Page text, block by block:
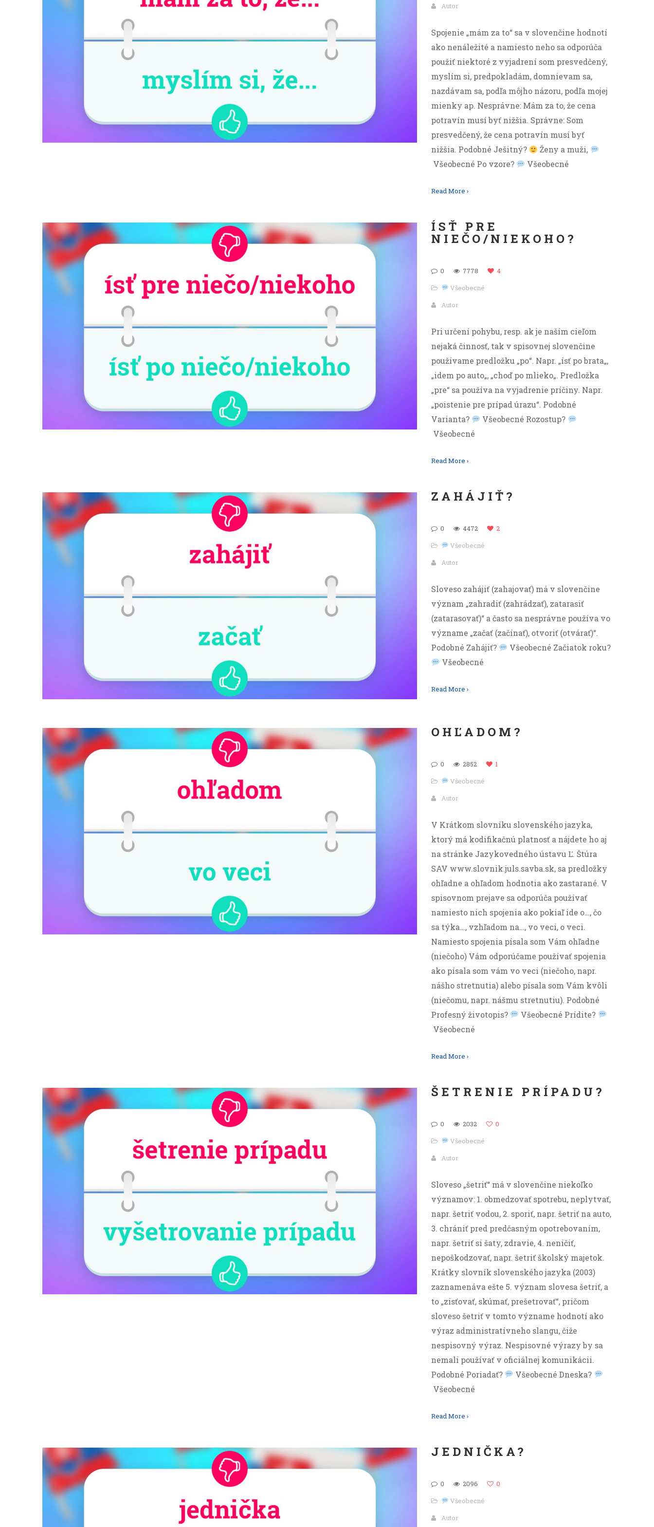
Autor
Spojenie „mám za to“ sa v slovenčine hodnotí
ako nenáležité a namiesto neho sa odporúča
použiť niektoré z vyjadrení som presvedčený,
myslím si, predpokladám, domnievam sa,
nazdávam sa, podľa môjho názoru, podľa mojej
mienky ap. Nesprávne: Mám za to, že cena
potravín musí byť nižšia. Správne: Som
presvedčený, že cena potravín musí byť
nižšia. Podobné Ješitný?
Ženy a muži,
Všeobecné Po vzore?
Všeobecné
Read More ›
ÍSŤ PRE
NIEČO/NIEKOHO?
0 7778
4
Všeobecné
Autor
Pri určení pohybu, resp. ak je naším cieľom
nejaká činnosť, tak v spisovnej slovenčine
používame predložku „po“. Napr. „ísť po brata„,
„idem po auto„, „choď po mlieko„. Predložka
„pre“ sa používa na vyjadrenie príčiny. Napr.
„poistenie pre prípad úrazu“. Podobné
Varianta?
Všeobecné Rozostup?
Všeobecné
Read More ›
ZAHÁJIŤ?
0 4472
2
Všeobecné
Autor
Sloveso zahájiť (zahajovať) má v slovenčine
význam „zahradiť (zahrádzať), zatarasiť
(zatarasovať)“ a často sa nesprávne používa vo
význame „začať (začínať), otvoriť (otvárať)“.
Podobné Zahájiť?
Všeobecné Začiatok roku?
Všeobecné
Read More ›
OHĽADOM?
0 2852
1
Všeobecné
Autor
V Krátkom slovníku slovenského jazyka,
ktorý má kodifikačnú platnosť a nájdete ho aj
na stránke Jazykovedného ústavu Ľ. Štúra
SAV www.slovnik.juls.savba.sk, sa predložky
ohľadne a ohľadom hodnotia ako zastarané. V
spisovnom prejave sa odporúča používať
namiesto nich spojenia ako pokiaľ ide o…, čo
sa týka…, vzhľadom na…, vo veci, o veci.
Namiesto spojenia písala som Vám ohľadne
(niečoho) Vám odporúčame používať spojenia
ako písala som vám vo veci (niečoho, napr.
nášho stretnutia) alebo písala som Vám kvôli
(niečomu, napr. nášmu stretnutiu). Podobné
Profesný životopis?
Všeobecné Prídite?
Všeobecné
Read More ›
ŠETRENIE PRÍPADU?
0 2032
0
Všeobecné
Autor
Sloveso „šetriť“ má v slovenčine niekoľko
významov: 1. obmedzovať spotrebu, neplytvať,
napr. šetriť vodou, 2. sporiť, napr. šetriť na auto,
3. chrániť pred predčasným opotrebovaním,
napr. šetriť si šaty, zdravie, 4. neničiť,
nepoškodzovať, napr. šetriť školský majetok.
Krátky slovník slovenského jazyka (2003)
zaznamenáva ešte 5. význam slovesa šetriť, a
to „zisťovať, skúmať, prešetrovať“, pričom
sloveso šetriť v tomto význame hodnotí ako
výraz administratívneho slangu, čiže
nespisovný výraz. Nespisovné výrazy by sa
nemali používať v oficiálnej komunikácii.
Podobné Poriadať?
Všeobecné Dneska?
Všeobecné
Read More ›
JEDNIČKA?
0 2096
0
Všeobecné
Autor